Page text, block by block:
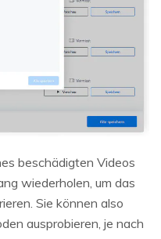
beschädigten Videos
wiederholen, um das
Sie können also
ausprobieren, je nach